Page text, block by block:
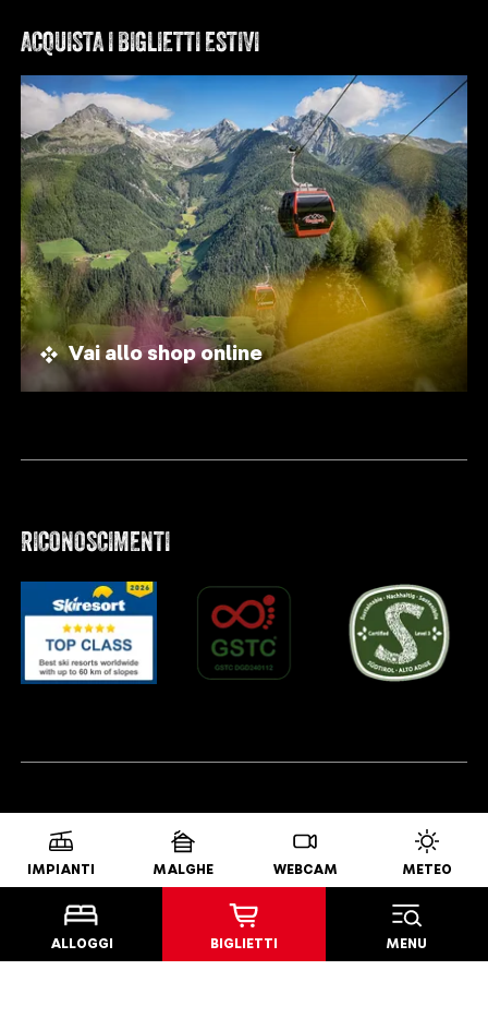
IMPIANTI MALGHE WEBCAM METEO
ALLOGGI BIGLIETTI MENU
ACQUISTA I BIGLIETTI ESTIVI
Vai allo shop online
RICONOSCIMENTI